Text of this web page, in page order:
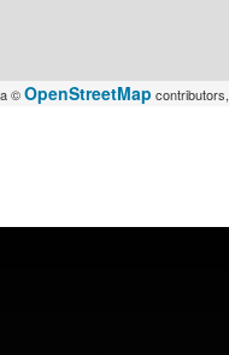
©OpenStreetMap contributors,